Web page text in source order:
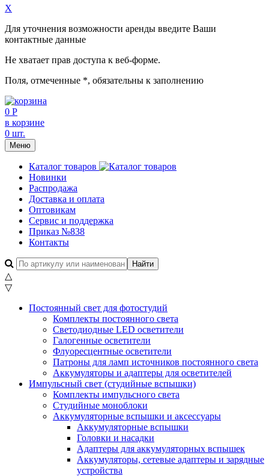
X
Для уточнения возможности аренды введите Ваши
контактные данные
Не хватает прав доступа к веб-форме.
Поля, отмеченные *, обязательны к заполнению
0 Р
в корзине
0 шт.
Меню
Каталог товаров
Новинки
Распродажа
Доставка и оплата
Оптовикам
Сервис и поддержка
Приказ №838
Контакты
△
▽
Постоянный свет для фотостудий
Комплекты постоянного света
Светодиодные LED осветители
Галогенные осветители
Флуоресцентные осветители
Патроны для ламп источников постоянного света
Аккумуляторы и адаптеры для осветителей
Импульсный свет (студийные вспышки)
Комплекты импульсного света
Студийные моноблоки
Аккумуляторные вспышки и аксессуары
Аккумуляторные вспышки
Головки и насадки
Адаптеры для аккумуляторных вспышек
Аккумуляторы, сетевые адаптеры и зарядные
устройства